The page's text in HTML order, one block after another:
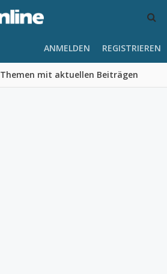
Themen mit aktuellen Beiträgen
ANMELDEN REGISTRIEREN